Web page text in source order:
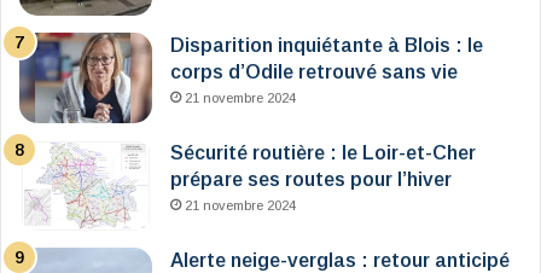
Disparition inquiétante à Blois : le
corps d’Odile retrouvé sans vie
21 novembre 2024
Sécurité routière : le Loir-et-Cher
prépare ses routes pour l’hiver
21 novembre 2024
Alerte neige-verglas : retour anticipé